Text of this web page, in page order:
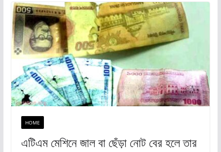
b
o
o
k
d
o
n
HOME
এটিএম মেশিনে জাল বা ছেঁড়া নোট বের হলে তার